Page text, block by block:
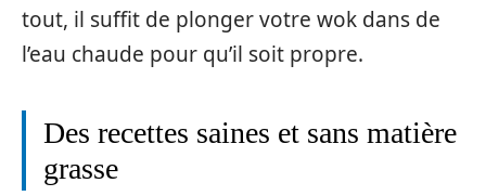
tout, il suffit de plonger votre wok dans de
l’eau chaude pour qu’il soit propre.
Des recettes saines et sans matière
grasse